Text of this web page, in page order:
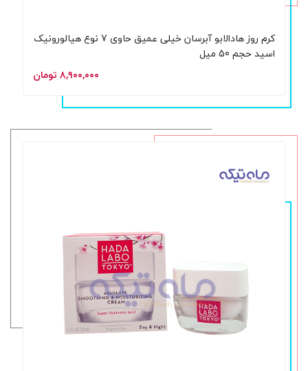
کرم روز هادالابو آبرسان خیلی عمیق حاوی 7 نوع هیالورونیک
اسید حجم 50 میل
۸,۹۰۰,۰۰۰ تومان